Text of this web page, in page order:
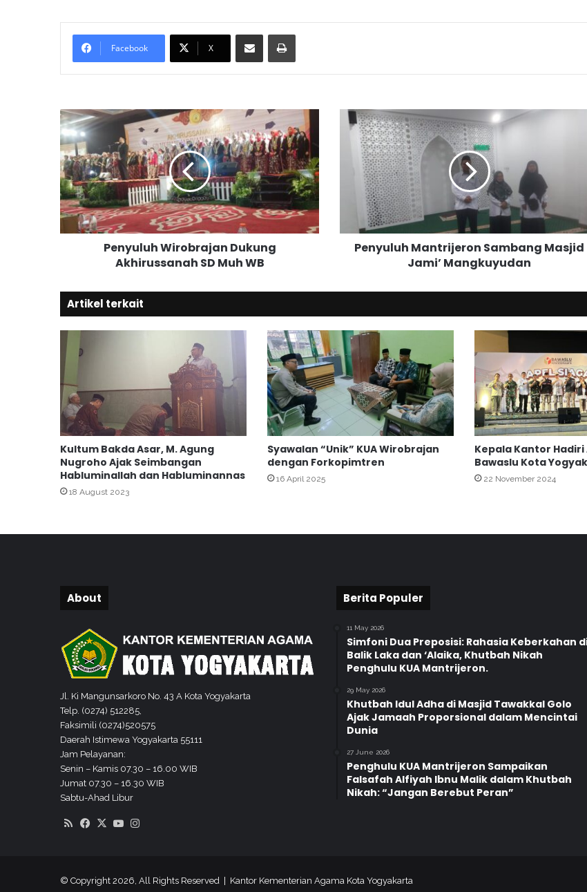
Facebook X
P
e
n
y
u
l
u
h
W
b
a
u
k
n
g
A
k
h
u
D
M
h
W
B
Penyuluh Wirobrajan Dukung
Akhirussanah SD Muh WB
M
r
j
e
r
o
n
b
a
n
j
a
Penyuluh Mantrijeron Sambang Masjid
Jami’ Mangkuyudan
Artikel terkait
Kultum Bakda Asar, M. Agung
Nugroho Ajak Seimbangan
Habluminallah dan Habluminannas
18 August 2023
Syawalan “Unik” KUA Wirobrajan
dengan Forkopimtren
16 April 2025
Kepala Kantor Hadiri
Bawaslu Kota
22 November 2024
About
Jl. Ki Mangunsarkoro No. 43 A Kota Yogyakarta
Telp. (0274) 512285,
Faksimili (0274)520575
Daerah Istimewa Yogyakarta 55111
Jam Pelayanan:
Senin – Kamis 07.30 – 16.00 WIB
Jumat 07.30 – 16.30 WIB
Sabtu-Ahad Libur
RSS Facebook
X YouTube
Berita Populer
11 May 2026
Simfoni Dua Preposisi: Rahasia Keberkahan
Balik Laka dan ‘Alaika, Khutbah Nikah
Penghulu KUA Mantrijeron.
29 May 2026
Khutbah Idul Adha di Masjid Tawakkal Golo
Ajak Jamaah Proporsional dalam Mencintai
Dunia
27 June 2026
Penghulu KUA Mantrijeron Sampaikan
Falsafah Alfiyah Ibnu Malik dalam Khutbah
Nikah: “Jangan Berebut Peran”
© Copyright 2026, All Rights Reserved | Kantor Kementerian Agama Kota Yogyakarta